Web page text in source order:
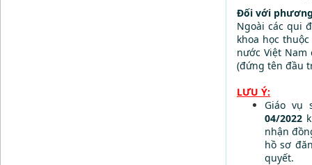
Đối với
Ngoài các qui
khoa học
nước Việt
(đứng tên đầu
LƯU Ý:
Giáo vụ
04/2022
nhận
hồ sơ
quyết.